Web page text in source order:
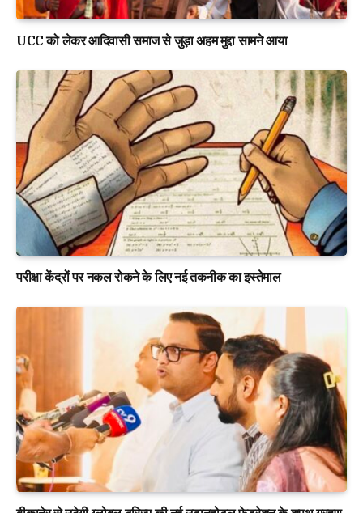
UCC को लेकर आदिवासी समाज से जुड़ा अहम मुद्दा सामने आया
परीक्षा केंद्रों पर नकल रोकने के लिए नई तकनीक का इस्तेमाल